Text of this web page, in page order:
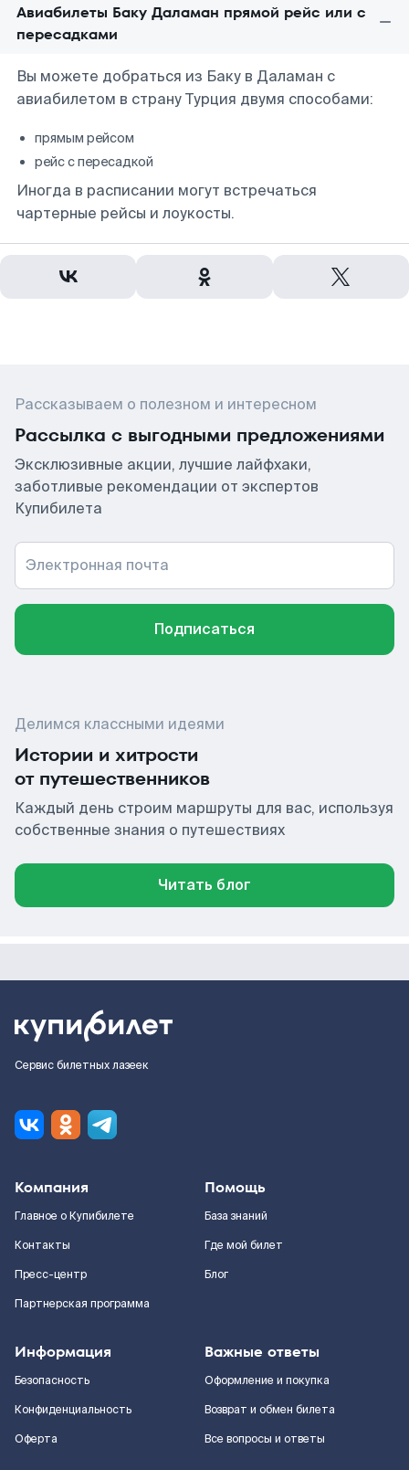
Авиабилеты Баку Даламан прямой рейс или с
пересадками
Вы можете добраться из Баку в Даламан с
авиабилетом в страну Турция двумя способами:
прямым рейсом
рейс с пересадкой
Иногда в расписании могут встречаться
чартерные рейсы и лоукосты.
Рассказываем о полезном и интересном
Рассылка с выгодными предложениями
Эксклюзивные акции, лучшие лайфхаки,
заботливые рекомендации от экспертов
Купибилета
Электронная почта
Подписаться
Делимся классными идеями
Истории и хитрости
от путешественников
Каждый день строим маршруты для вас, используя
собственные знания о путешествиях
Читать блог
Сервис билетных лазеек
Компания
Главное о Купибилете
Контакты
Пресс-центр
Партнерская программа
Помощь
База знаний
Где мой билет
Блог
Информация
Безопасность
Конфиденциальность
Оферта
Важные ответы
Оформление и покупка
Возврат и обмен билета
Все вопросы и ответы